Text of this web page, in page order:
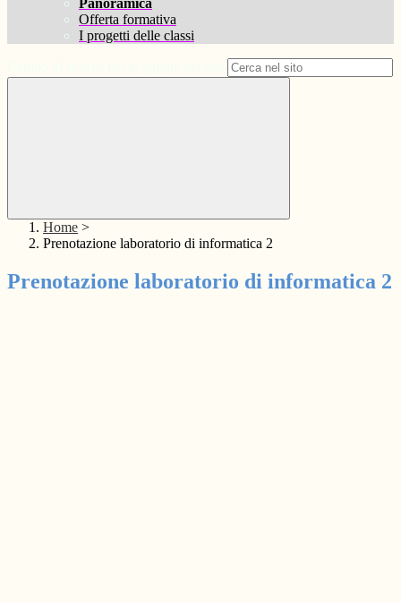
Panoramica
Offerta formativa
I progetti delle classi
Home >
Prenotazione laboratorio di informatica 2
Prenotazione laboratorio di informatica 2